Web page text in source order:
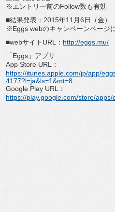
※エントリー前のFollow数も有効
■結果発表：2015年11月6日（金）
※Eggs webのキャンペーンページ
■webサイトURL： http://eggs.mu/
「Eggs」アプリ
App Store URL：
https://itunes.apple.com/jp/app/
4177?l=ja&ls=1&mt=8
Google Play URL：
https://play.google.com/store/